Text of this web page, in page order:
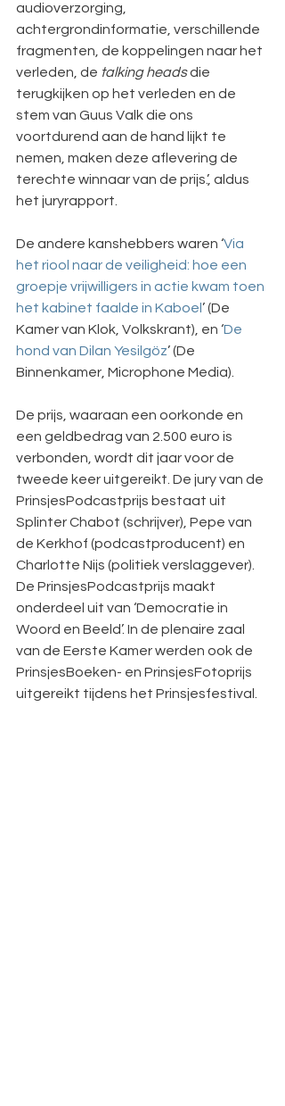
audioverzorging,
achtergrondinformatie, verschillende
fragmenten, de koppelingen naar het
verleden, de talking heads die
terugkijken op het verleden en de
stem van Guus Valk die ons
voortdurend aan de hand lijkt te
nemen, maken deze aflevering de
terechte winnaar van de prijs.’, aldus
het juryrapport.
De andere kanshebbers waren ‘Via
het riool naar de veiligheid: hoe een
groepje vrijwilligers in actie kwam toen
het kabinet faalde in Kaboel ’ (De
Kamer van Klok, Volkskrant), en ‘De
hond van Dilan Yesilgöz’ (De
Binnenkamer, Microphone Media).
De prijs, waaraan een oorkonde en
een geldbedrag van 2.500 euro is
verbonden, wordt dit jaar voor de
tweede keer uitgereikt. De jury van de
PrinsjesPodcastprijs bestaat uit
Splinter Chabot (schrijver), Pepe van
de Kerkhof (podcastproducent) en
Charlotte Nijs (politiek verslaggever).
De PrinsjesPodcastprijs maakt
onderdeel uit van ‘Democratie in
Woord en Beeld’. In de plenaire zaal
van de Eerste Kamer werden ook de
PrinsjesBoeken- en PrinsjesFotoprijs
uitgereikt tijdens het Prinsjesfestival.